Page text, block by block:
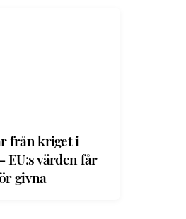
från kriget i
EU:s värden får
givna